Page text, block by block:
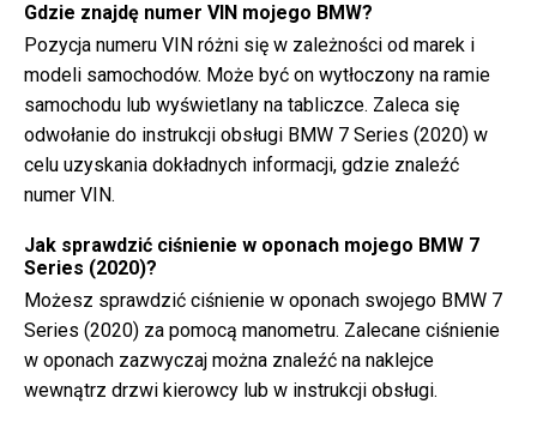
Gdzie znajdę numer VIN mojego BMW?
Pozycja numeru VIN różni się w zależności od marek i
modeli samochodów. Może być on wytłoczony na ramie
samochodu lub wyświetlany na tabliczce. Zaleca się
odwołanie do instrukcji obsługi BMW 7 Series (2020) w
celu uzyskania dokładnych informacji, gdzie znaleźć
numer VIN.
Jak sprawdzić ciśnienie w oponach mojego BMW 7
Series (2020)?
Możesz sprawdzić ciśnienie w oponach swojego BMW 7
Series (2020) za pomocą manometru. Zalecane ciśnienie
w oponach zazwyczaj można znaleźć na naklejce
wewnątrz drzwi kierowcy lub w instrukcji obsługi.